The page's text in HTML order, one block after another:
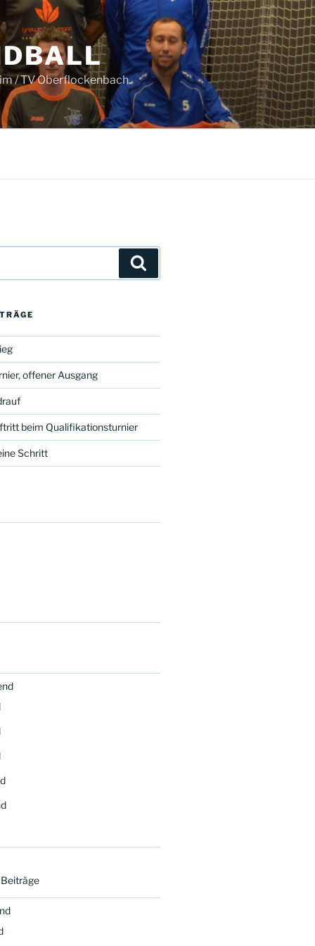
/ TV Oberflockenbach.
offener Ausgang
beim Qualifikationsturnier
Schritt